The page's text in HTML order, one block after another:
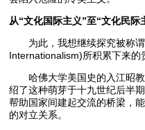
从“文化国际主义”至“文化民际
为此，我想继续探究被称谓
Internationalism)所积累下来的
哈佛大学美国史的入江昭教
绍了这种萌芽于十九世纪后半
帮助国家间建起交流的桥梁，
的对立关系。